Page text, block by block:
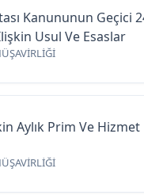
Kanununun
Usul Ve Esaslar
Aylık Prim Ve